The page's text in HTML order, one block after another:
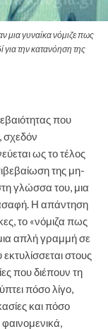
μια γυναίκα νόμιζε πως
για την κατανόηση της
που
σχεδόν
ως το τέλος
της μη-
γλώσσα του, μια
Η απάντηση
το «νόμιζα πως
μια απλή γραμμή σε
στους
που διέπουν τη
πόσο λίγο,
και πόσο